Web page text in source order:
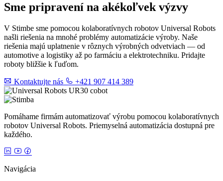
Sme pripravení na akékoľvek výzvy
V Stimbe sme pomocou kolaboratívnych robotov Universal Robots
našli riešenia na mnohé problémy automatizácie výroby. Naše
riešenia majú uplatnenie v rôznych výrobných odvetviach — od
automotive a logistiky až po farmáciu a elektrotechniku. Pridajte
roboty bližšie k ľuďom.
Kontaktujte nás +421 907 414 389
Pomáhame firmám automatizovať výrobu pomocou kolaboratívnych
robotov Universal Robots. Priemyselná automatizácia dostupná pre
každého.
Navigácia